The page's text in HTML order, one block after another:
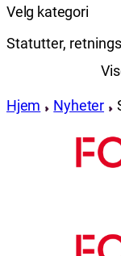
Velg kategori
Statutter,
Hjem Nyheter